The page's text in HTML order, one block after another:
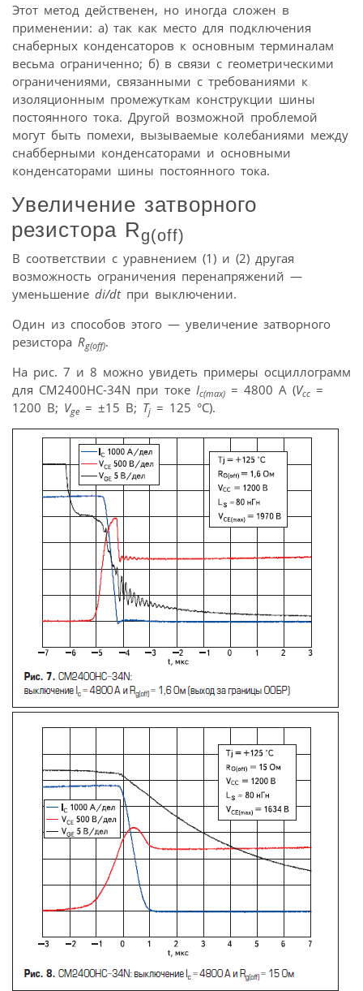
Этот метод действенен, но иногда сложен в
применении: а) так как место для подключения
снаберных конденсаторов к основным терминалам
весьма ограниченно; б) в связи с геометрическими
ограничениями, связанными с требованиями к
изоляционным промежуткам конструкции шины
постоянного тока. Другой возможной проблемой
могут быть помехи, вызываемые колебаниями между
снабберными конденсаторами и основными
конденсаторами шины постоянного тока.
Увеличение затворного
резистора Rg(off)
В соответствии с уравнением (1) и (2) другая
возможность ограничения перенапряжений —
уменьшение di/dtпри выключении.
Один из способов этого — увеличение затворного
резистора Rg(off).
На рис. 7 и 8 можно увидеть примеры осциллограмм
для CM2400HC-34N при токе Ic(max) = 4800 А (Vcc =
1200 В; Vge = ±15 В; Tj = 125 °C).